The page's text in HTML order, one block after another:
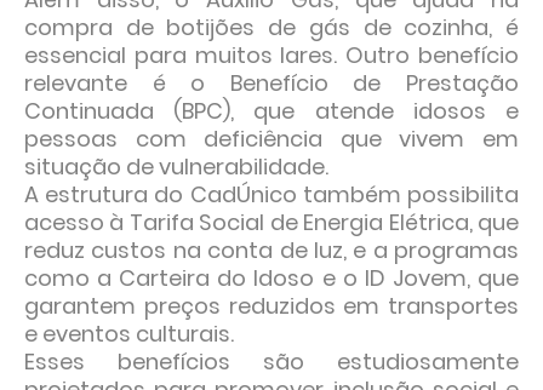
compra de botijões de gás de cozinha, é
essencial para muitos lares. Outro benefício
relevante é o Benefício de Prestação
Continuada (BPC), que atende idosos e
pessoas com deficiência que vivem em
situação de vulnerabilidade.
A estrutura do CadÚnico também possibilita
acesso à Tarifa Social de Energia Elétrica, que
reduz custos na conta de luz, e a programas
como a Carteira do Idoso e o ID Jovem, que
garantem preços reduzidos em transportes
e eventos culturais.
Esses benefícios são estudiosamente